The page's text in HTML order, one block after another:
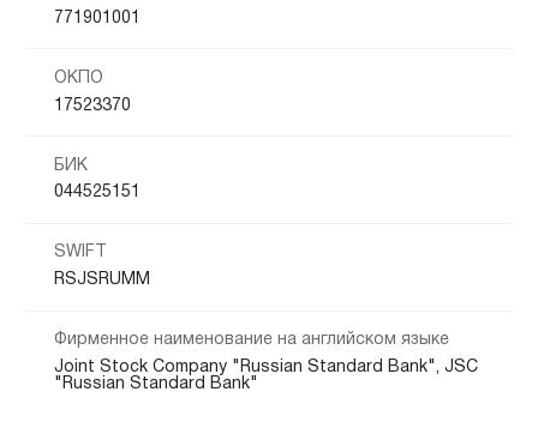
771901001
ОКПО
17523370
БИК
044525151
SWIFT
RSJSRUMM
Фирменное наименование на английском языке
Joint Stock Company "Russian Standard Bank", JSC
"Russian Standard Bank"